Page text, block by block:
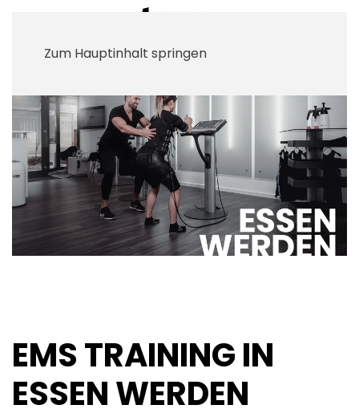
Zum Hauptinhalt springen
EMS TRAINING IN
ESSEN WERDEN